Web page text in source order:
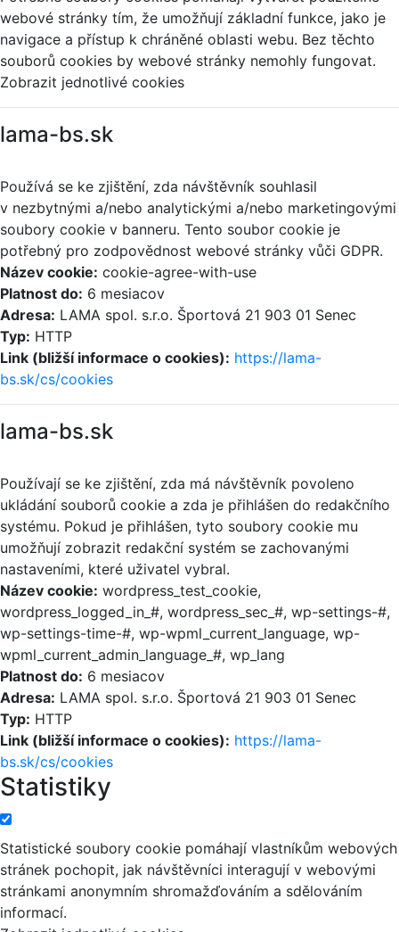
webové stránky tím, že umožňují základní funkce, jako je
navigace a přístup k chráněné oblasti webu. Bez těchto
souborů cookies by webové stránky nemohly fungovat.
Zobrazit jednotlivé cookies
lama-bs.sk
Používá se ke zjištění, zda návštěvník souhlasil
v nezbytnými a/nebo analytickými a/nebo marketingovými
soubory cookie v banneru. Tento soubor cookie je
potřebný pro zodpovědnost webové stránky vůči GDPR.
Název cookie: cookie-agree-with-use
Platnost do: 6 mesiacov
Adresa: LAMA spol. s.r.o. Športová 21 903 01 Senec
Typ: HTTP
Link (bližší informace o cookies): https://lama-
bs.sk/cs/cookies
lama-bs.sk
Používají se ke zjištění, zda má návštěvník povoleno
ukládání souborů cookie a zda je přihlášen do redakčního
systému. Pokud je přihlášen, tyto soubory cookie mu
umožňují zobrazit redakční systém se zachovanými
nastaveními, které uživatel vybral.
Název cookie: wordpress_test_cookie,
wordpress_logged_in_#, wordpress_sec_#, wp-settings-#,
wp-settings-time-#, wp-wpml_current_language, wp-
wpml_current_admin_language_#, wp_lang
Platnost do: 6 mesiacov
Adresa: LAMA spol. s.r.o. Športová 21 903 01 Senec
Typ: HTTP
Link (bližší informace o cookies): https://lama-
bs.sk/cs/cookies
Statistiky
Statistické soubory cookie pomáhají vlastníkům webových
stránek pochopit, jak návštěvníci interagují v webovými
stránkami anonymním shromažďováním a sdělováním
informací.